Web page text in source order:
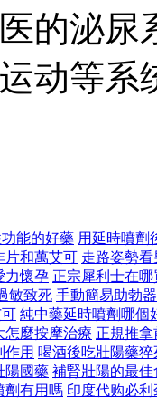
的泌尿
动等
能的好藥 用延時噴劑
片和萬艾可 走路姿勢
力懷孕 正宗犀利士在哪
敏致死 手動簡易助勃
純中藥延時噴劑哪個
怎麼按摩治療 正規推
作用 喝酒後吃壯陽藥猝
陽國藥 補腎壯陽的最佳
劑有用嗎 印度代购必